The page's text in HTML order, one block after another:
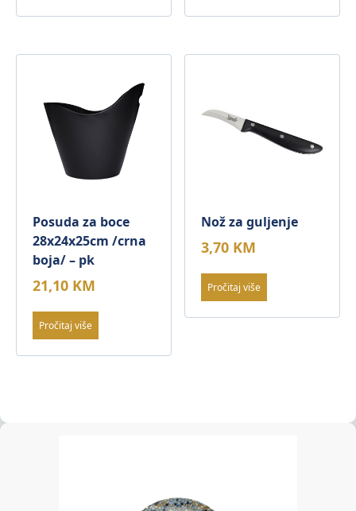
Posuda za boce
28x24x25cm /crna
boja/ – pk
21,10 KM
Pročitaj više
Nož za guljenje
3,70 KM
Pročitaj više